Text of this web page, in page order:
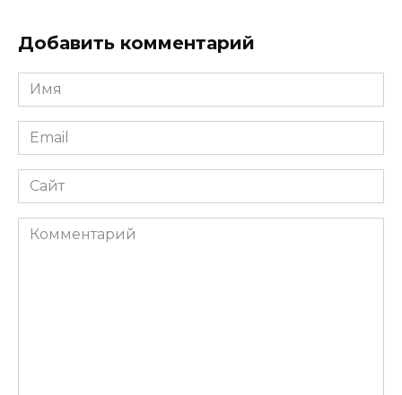
Добавить комментарий
Имя
*
Email
*
Сайт
Комментарий